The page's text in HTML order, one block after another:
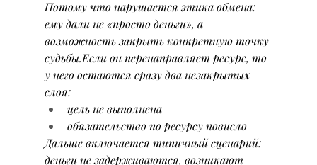
Потому что нарушается этика обмена:
ему дали не «просто деньги», а
возможность закрыть конкретную точку
судьбы.Если он перенаправляет ресурс, то
у него остаются сразу два незакрытых
слоя:
цель не выполнена
обязательство по ресурсу повисло
Дальше включается типичный сценарий:
деньги не задерживаются, возникают